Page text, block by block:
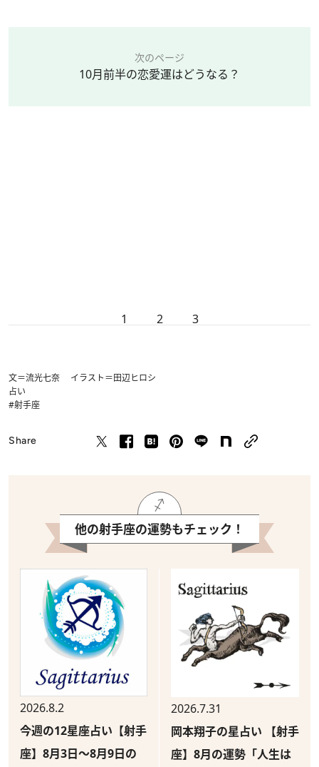
次のページ
10月前半の恋愛運はどうなる？
1 2 3
文＝流光七奈 イラスト＝田辺ヒロシ
占い
#射手座
Share
他の射手座の運勢もチェック！
2026.8.2
今週の12星座占い【射手
座】8月3日～8月9日の
2026.7.31
岡本翔子の星占い 【射手
座】8月の運勢「人生は